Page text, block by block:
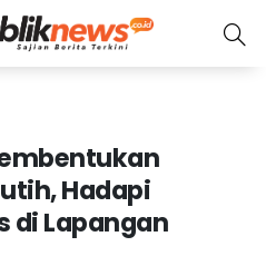
Hadapi
di Lapangan